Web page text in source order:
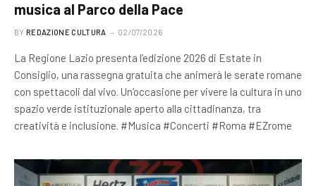
musica al Parco della Pace
BY REDAZIONE CULTURA 02/07/2026
La Regione Lazio presenta l’edizione 2026 di Estate in
Consiglio, una rassegna gratuita che animerà le serate romane
con spettacoli dal vivo. Un’occasione per vivere la cultura in uno
spazio verde istituzionale aperto alla cittadinanza, tra
creatività e inclusione. #Musica #Concerti #Roma #EZrome